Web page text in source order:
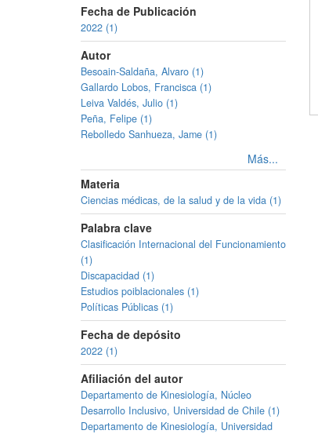
Fecha de Publicación
2022 (1)
Autor
Besoain-Saldaña, Alvaro (1)
Gallardo Lobos, Francisca (1)
Leiva Valdés, Julio (1)
Peña, Felipe (1)
Rebolledo Sanhueza, Jame (1)
Más...
Materia
Ciencias médicas, de la salud y de la vida (1)
Palabra clave
Clasificación Internacional del Funcionamiento
(1)
Discapacidad (1)
Estudios poiblacionales (1)
Políticas Públicas (1)
Fecha de depósito
2022 (1)
Afiliación del autor
Departamento de Kinesiología, Núcleo
Desarrollo Inclusivo, Universidad de Chile (1)
Departamento de Kinesiología, Universidad